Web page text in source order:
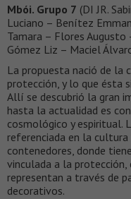
Mbói. Grupo 7 (DI JR.
Luciano – Benítez
Tamara – Flores Augusto
Gómez Liz – Maciel
La propuesta nació de la
protección, y lo que ésta
Allí se descubrió la gran
hasta la actualidad es
cosmológico y espiritual.
referenciada en la
contenedores, donde
vinculada a la protección,
representan a través de
decorativos.